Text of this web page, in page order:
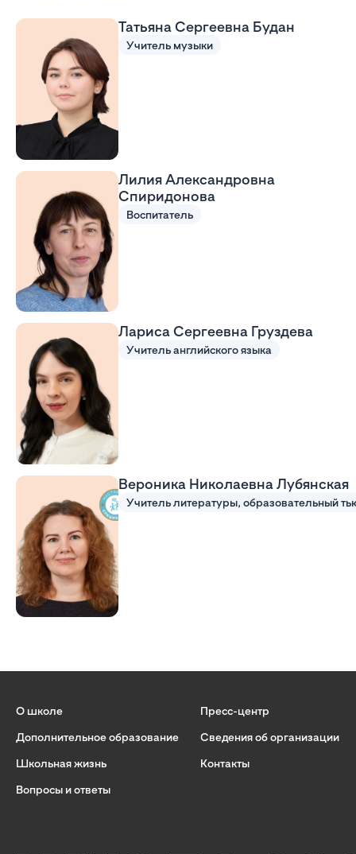
Татьяна Сергеевна Будан
Учитель музыки
Лилия Александровна
Спиридонова
Воспитатель
Лариса Сергеевна Груздева
Учитель английского языка
Вероника Николаевна Лубянская
О школе
Дополнительное образование
Школьная жизнь
Вопросы и ответы
Пресс-центр
Сведения об организации
Контакты